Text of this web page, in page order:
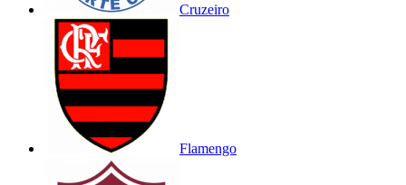
Cruzeiro
Flamengo